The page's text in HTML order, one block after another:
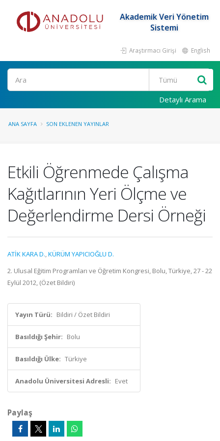
Akademik Veri Yönetim
Sistemi
Araştırmacı Girişi English
Ara
Detaylı Arama
ANA SAYFA SON EKLENEN YAYINLAR
Etkili Öğrenmede Çalışma
Kağıtlarının Yeri Ölçme ve
Değerlendirme Dersi Örneği
ATİK KARA D.,KÜRÜM YAPICIOĞLU D.
2. Ulusal Eğitim Programları ve Öğretim Kongresi, Bolu, Türkiye, 27 - 22
Eylül 2012, (Özet Bildiri)
Yayın Türü: Bildiri / Özet Bildiri
Basıldığı Şehir: Bolu
Basıldığı Ülke: Türkiye
Anadolu Üniversitesi Adresli: Evet
Paylaş